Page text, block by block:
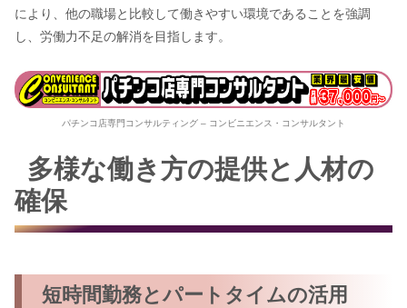
により、他の職場と比較して働きやすい環境であることを強調
し、労働力不足の解消を目指します。
パチンコ店専門コンサルティング – コンビニエンス・コンサルタント
多様な働き方の提供と人材の
確保
短時間勤務とパートタイムの活用